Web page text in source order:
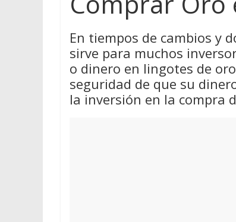
En tiempos de cambios y
sirve para muchos
o dinero en lingotes de
seguridad de que su
la inversión en la compra